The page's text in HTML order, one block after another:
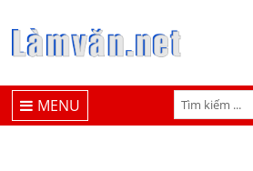
MENU